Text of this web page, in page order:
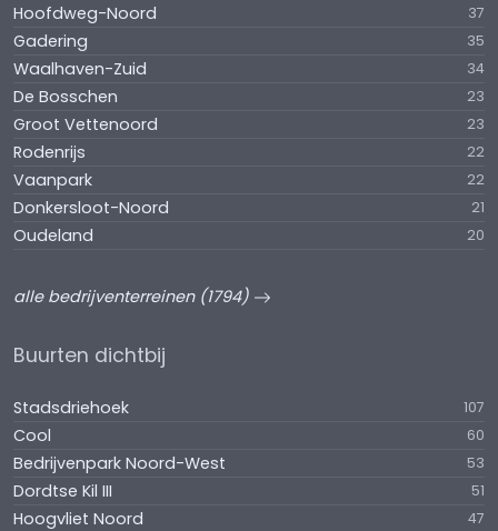
Hoofdweg-Noord 37
Gadering 35
Waalhaven-Zuid 34
De Bosschen 23
Groot Vettenoord 23
Rodenrijs 22
Vaanpark 22
Donkersloot-Noord 21
Oudeland 20
alle bedrijventerreinen (1794)
Buurten dichtbij
Stadsdriehoek 107
Cool 60
Bedrijvenpark Noord-West 53
Dordtse Kil III 51
Hoogvliet Noord 47